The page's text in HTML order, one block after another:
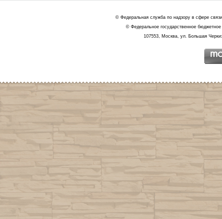
© Федеральная служба по надзору в сфере
© Федеральное государственное
107553, Москва, ул. Большая